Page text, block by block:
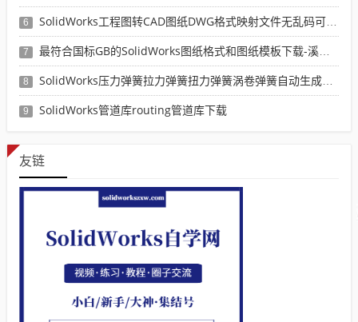
6 SolidWorks工程图转CAD图纸DWG格式映射文件无乱码可分层-溪风亲测推荐
7 最符合国标GB的SolidWorks图纸格式和图纸模板下载-溪风专用版
8 SolidWorks压力弹簧拉力弹簧扭力弹簧涡卷弹簧自动生成宏程序下载
9 SolidWorks管道库routing管道库下载
友链